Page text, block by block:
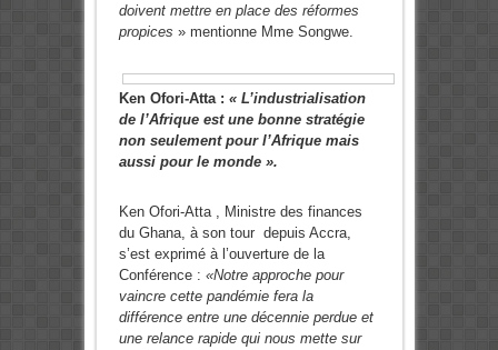
doivent mettre en place des réformes
propices » mentionne Mme Songwe.
Ken Ofori-Atta : « L’industrialisation
de l’Afrique est une bonne stratégie
non seulement pour l’Afrique mais
aussi pour le monde ».
Ken Ofori-Atta , Ministre des finances
du Ghana, à son tour depuis Accra,
s’est exprimé à l’ouverture de la
Conférence : «Notre approche pour
vaincre cette pandémie fera la
différence entre une décennie perdue et
une relance rapide qui nous mette sur